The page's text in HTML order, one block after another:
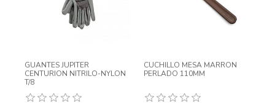
GUANTES JUPITER
CENTURION NITRILO-NYLON
T/8
CUCHILLO MESA MARRON
PERLADO 110MM